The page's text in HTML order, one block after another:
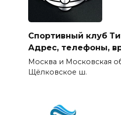
Спортивный клуб
Адрес, телефоны,
Москва и Московская
Щёлковское ш.